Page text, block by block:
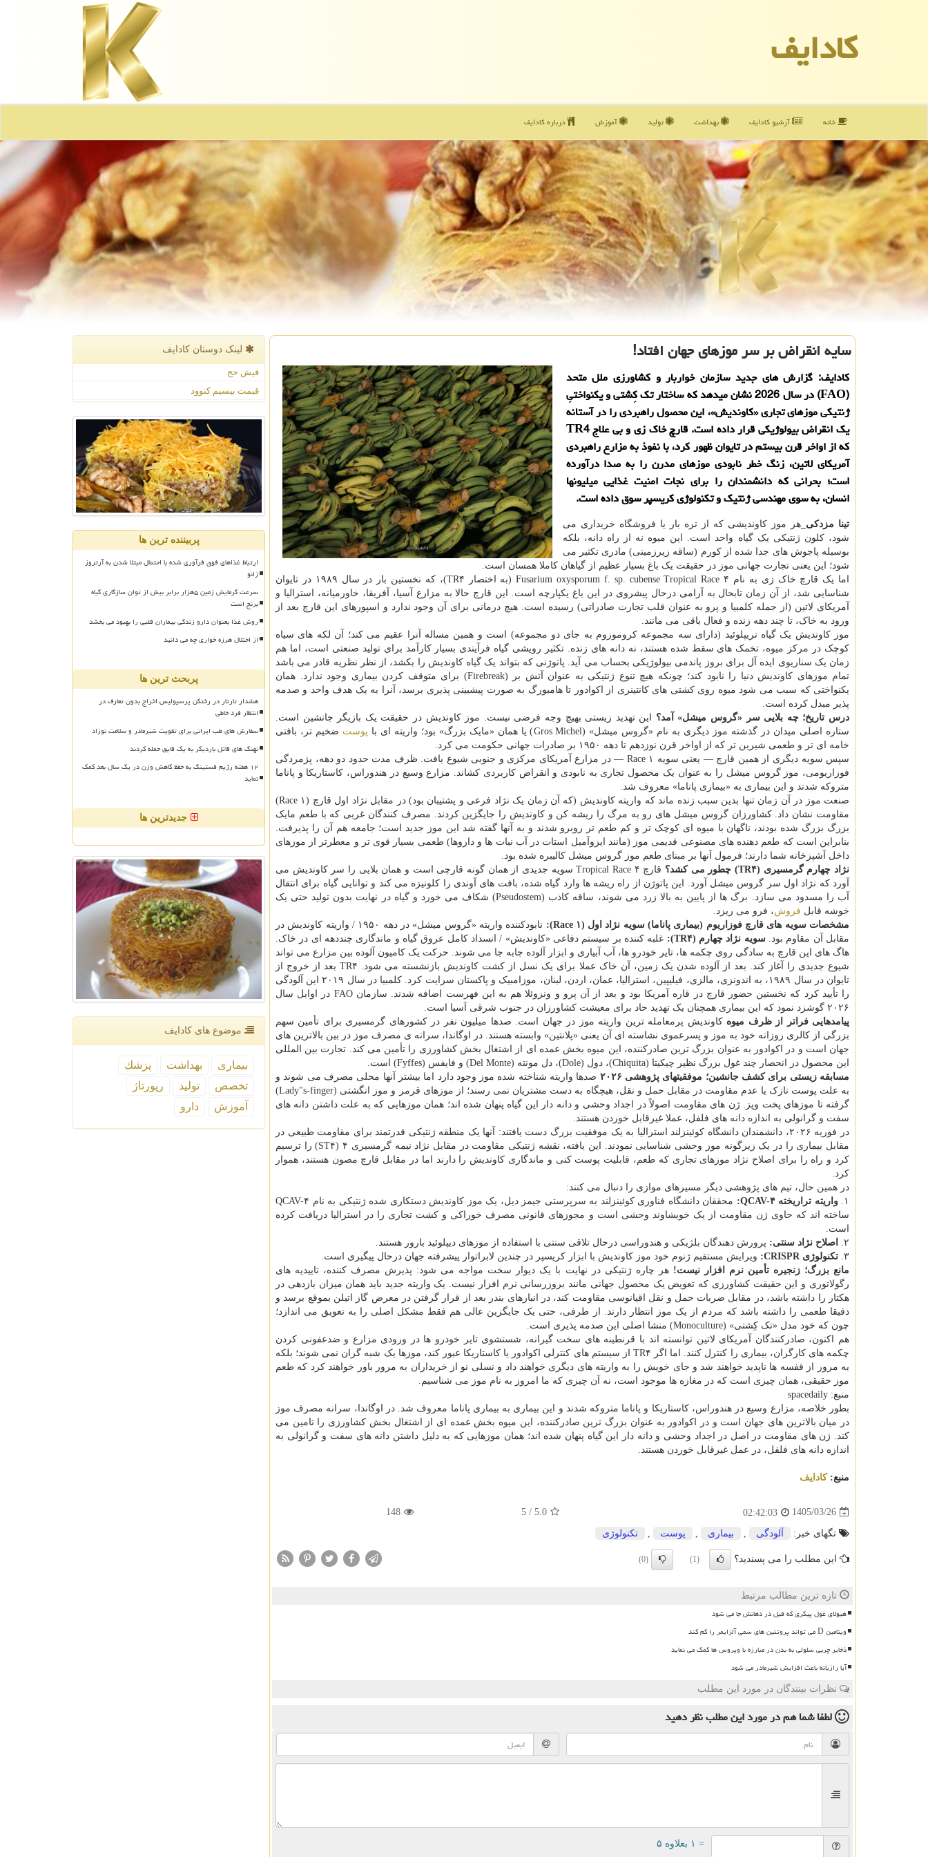
كادایف
خانه آرشیو كادایف بهداشت تولید آموزش درباره كادایف
سایه انقراض بر سر موزهای جهان افتاد!
کادایف: گزارش های جدید سازمان خواربار و کشاورزی ملل متحد
(FAO) در سال 2026 نشان میدهد که ساختار تک کِشتی و یکنواختیِ
ژنتیکی موزهای تجاری «کاوندیش»، این محصول راهبردی را در آستانه
یک انقراض بیولوژیکی قرار داده است. قارچ خاک زی و بی علاج TR4
که از اواخر قرن بیستم در تایوان ظهور کرد، با نفوذ به مزارع راهبردی
آمریکای لاتین، زنگ خطر نابودی موزهای مدرن را به صدا درآورده
است؛ بحرانی که دانشمندان را برای نجات امنیت غذایی میلیونها
انسان، به سوی مهندسی ژنتیک و تکنولوژی کریسپر سوق داده است.
تینا مزدکی_هر موز کاوندیشی که از تره بار یا فروشگاه خریداری می
شود، کلون ژنتیکی یک گیاه واحد است. این میوه نه از راه دانه، بلکه
بوسیله پاجوش های جدا شده از کورم (ساقه زیرزمینی) مادری تکثیر می
شود؛ این یعنی تجارت جهانی موز در حقیقت یک باغ بسیار عظیم از گیاهان کاملا همسان است.
اما یک قارچ خاک زی به نام Fusarium oxysporum f. sp. cubense Tropical Race ۴ (به اختصار TR۴)، که نخستین بار در سال ۱۹۸۹ در تایوان
شناسایی شد، از آن زمان تابحال به آرامی درحال پیشروی در این باغ یکپارچه است. این قارچ حالا به مزارع آسیا، آفریقا، خاورمیانه، استرالیا و
آمریکای لاتین (از جمله کلمبیا و پرو به عنوان قلب تجارت صادراتی) رسیده است. هیچ درمانی برای آن وجود ندارد و اسپورهای این قارچ بعد از
ورود به خاک، تا چند دهه زنده و فعال باقی می مانند.
موز کاوندیش یک گیاه تریپلوئید (دارای سه مجموعه کروموزوم به جای دو مجموعه) است و همین مساله آنرا عقیم می کند؛ آن لکه های سیاه
کوچک در مرکز میوه، تخمک های سقط شده هستند، نه دانه های زنده. تکثیر رویشی گیاه فرآیندی بسیار کارآمد برای تولید صنعتی است، اما هم
زمان یک سناریوی ایده آل برای بروز پاندمی بیولوژیکی بحساب می آید. پاتوژنی که بتواند یک گیاه کاوندیش را بکشد، از نظر نظریه قادر می باشد
تمام موزهای کاوندیش دنیا را نابود کند؛ چونکه هیچ تنوع ژنتیکی به عنوان آتش بر (Firebreak) برای متوقف کردن بیماری وجود ندارد. همان
یکنواختی که سبب می شود میوه روی کشتی های کانتینری از اکوادور تا هامبورگ به صورت پیشبینی پذیری برسد، آنرا به یک هدف واحد و صدمه
پذیر مبدل کرده است.
درس تاریخ؛ چه بلایی سر «گروس میشل» آمد؟ این تهدید زیستی بهیچ وجه فرضی نیست. موز کاوندیش در حقیقت یک بازیگر جانشین است.
ستاره اصلی میدان در گذشته موز دیگری به نام «گروس میشل» (Gros Michel) یا همان «مایک بزرگ» بود؛ واریته ای با
پوست ضخیم تر، بافتی
خامه ای تر و طعمی شیرین تر که از اواخر قرن نوزدهم تا دهه ۱۹۵۰ بر صادرات جهانی حکومت می کرد.
سپس سویه دیگری از همین قارچ — یعنی سویه Race ۱ — در مزارع آمریکای مرکزی و جنوبی شیوع یافت. ظرف مدت حدود دو دهه، پژمردگی
فوزاریومی، موز گروس میشل را به عنوان یک محصول تجاری به نابودی و انقراض کاربردی کشاند. مزارع وسیع در هندوراس، کاستاریکا و پاناما
متروکه شدند و این بیماری به «بیماری پاناما» معروف شد.
صنعت موز در آن زمان تنها بدین سبب زنده ماند که واریته کاوندیش (که آن زمان یک نژاد فرعی و پشتیبان بود) در مقابل نژاد اول قارچ (Race ۱)
مقاومت نشان داد. کشاورزان گروس میشل های رو به مرگ را ریشه کن و کاوندیش را جایگزین کردند. مصرف کنندگان غربی که با طعم مایک
بزرگ بزرگ شده بودند، ناگهان با میوه ای کوچک تر و کم طعم تر روبرو شدند و به آنها گفته شد این موز جدید است؛ جامعه هم آن را پذیرفت.
بنابراین است که طعم دهنده های مصنوعی قدیمی موز (مانند ایزوآمیل استات در آب نبات ها و داروها) طعمی بسیار قوی تر و معطرتر از موزهای
داخل آشپزخانه شما دارند؛ فرمول آنها بر مبنای طعم موز گروس میشل کالیبره شده بود.
نژاد چهارم گرمسیری (TR۴) چطور می کشد؟
قارچ Tropical Race ۴ سویه جدیدی از همان گونه قارچی است و همان بلایی را سر کاوندیش می
آورد که نژاد اول سر گروس میشل آورد. این پاتوژن از راه ریشه ها وارد گیاه شده، بافت های آوندی را کلونیزه می کند و توانایی گیاه برای انتقال
آب را مسدود می سازد. برگ ها از پایین به بالا زرد می شوند، ساقه کاذب (Pseudostem) شکاف می خورد و گیاه در نهایت بدون تولید حتی یک
خوشه قابل فروش، فرو می ریزد.
مشخصات سویه های قارچ فوزاریوم (بیماری پاناما) سویه نژاد اول (Race ۱):
نابودکننده واریته «گروس میشل» در دهه ۱۹۵۰ / واریته کاوندیش در
مقابل آن مقاوم بود.سویه نژاد چهارم (TR۴):
غلبه کننده بر سیستم دفاعی «کاوندیش» / انسداد کامل عروق گیاه و ماندگاری چنددهه ای در خاک.
هاگ های این قارچ به سادگی روی چکمه ها، تایر خودرو ها، آب آبیاری و ابزار آلوده جابه جا می شوند. حرکت یک کامیون آلوده بین مزارع می تواند
شیوع جدیدی را آغاز کند. بعد از آلوده شدن یک زمین، آن خاک عملا برای یک نسل از کشت کاوندیش بازنشسته می شود. TR۴ بعد از خروج از
تایوان در سال ۱۹۸۹، به اندونزی، مالزی، فیلیپین، استرالیا، عمان، اردن، لبنان، موزامبیک و پاکستان سرایت کرد. کلمبیا در سال ۲۰۱۹ این آلودگی
را تأیید کرد که نخستین حضور قارچ در قاره آمریکا بود و بعد از آن پرو و ونزوئلا هم به این فهرست اضافه شدند. سازمان FAO در اوایل سال
۲۰۲۶ گوشزد نمود که این بیماری همچنان یک تهدید حاد برای معیشت کشاورزان در جنوب شرقی آسیا است.
پیامدهایی فراتر از ظرف میوه کاوندیش پرمعامله ترین واریته موز در جهان است. صدها میلیون نفر در کشورهای گرمسیری برای تأمین سهم
بزرگی از کالری روزانه خود به موز و پسرعموی نشاسته ای آن یعنی «پلانتین» وابسته هستند. در اوگاندا، سرانه ی مصرف موز در بین بالاترین های
جهان است و در اکوادور به عنوان بزرگ ترین صادرکننده، این میوه بخش عمده ای از اشتغال بخش کشاورزی را تأمین می کند. تجارت بین المللی
این محصول در انحصار چند غول بزرگ نظیر چیکیتا (Chiquita)، دول (Dole)، دل مونته (Del Monte) و فایفس (Fyffes) است.
مسابقه زیستی برای کشف جانشین؛ موفقیتهای پژوهشی ۲۰۲۶
صدها واریته شناخته شده موز وجود دارد اما بیشتر آنها محلی مصرف می شوند و
به علت پوست نازک یا عدم مقاومت در مقابل حمل و نقل، هیچگاه به دست مشتریان نمی رسند؛ از موزهای قرمز و موز انگشتی (Lady"s-finger)
گرفته تا موزهای پخت وپز. ژن های مقاومت اصولاً در اجداد وحشی و دانه دار این گیاه پنهان شده اند؛ همان موزهایی که به علت داشتن دانه های
سفت و گرانولی به اندازه دانه های فلفل، عملا غیرقابل خوردن هستند.
در فوریه ۲۰۲۶، دانشمندان دانشگاه کوئینزلند استرالیا به یک موفقیت بزرگ دست یافتند: آنها یک منطقه ژنتیکی قدرتمند برای مقاومت طبیعی در
مقابل بیماری را در یک زیرگونه موز وحشی شناسایی نمودند. این یافته، نقشه ژنتیکی مقاومت در مقابل نژاد نیمه گرمسیری ۴ (ST۴) را ترسیم
کرد و راه را برای اصلاح نژاد موزهای تجاری که طعم، قابلیت پوست کنی و ماندگاری کاوندیش را دارند اما در مقابل قارچ مصون هستند، هموار
کرد.
در همین حال، تیم های پژوهشی دیگر مسیرهای موازی را دنبال می کنند:
۱.
واریته تراریخته QCAV-۴:
محققان دانشگاه فناوری کوئینزلند به سرپرستی جیمز دیل، یک موز کاوندیش دستکاری شده ژنتیکی به نام QCAV-۴
ساخته اند که حاوی ژن مقاومت از یک خویشاوند وحشی است و مجوزهای قانونی مصرف خوراکی و کشت تجاری را در استرالیا دریافت کرده
است.
۲.
اصلاح نژاد سنتی: پرورش دهندگان بلژیکی و هندوراسی درحال تلاقی سنتی با استفاده از موزهای دیپلوئید بارور هستند.
۳. تکنولوژی CRISPR:
ویرایش مستقیم ژنوم خود موز کاوندیش با ابزار کریسپر در چندین لابراتوار پیشرفته جهان درحال پیگیری است.
مانع بزرگ؛ زنجیره تأمین نرم افزار نیست! هر چاره ژنتیکی در نهایت با یک دیوار سخت مواجه می شود: پذیرش مصرف کننده، تاییدیه های
رگولاتوری و این حقیقت کشاورزی که تعویض یک محصول جهانی مانند بروزرسانی نرم افزار نیست. یک واریته جدید باید همان میزان بازدهی در
هکتار را داشته باشد، در مقابل ضربات حمل و نقل اقیانوسی مقاومت کند، در انبارهای بندر بعد از قرار گرفتن در معرض گاز اتیلن بموقع برسد و
دقیقا طعمی را داشته باشد که مردم از یک موز انتظار دارند. از طرفی، حتی یک جایگزین عالی هم فقط مشکل اصلی را به تعویق می اندازد؛
چون که خود مدل «تک کِشتی» (Monoculture) منشا اصلی این صدمه پذیری است.
هم اکنون، صادرکنندگان آمریکای لاتین توانسته اند با قرنطینه های سخت گیرانه، شستشوی تایر خودرو ها در ورودی مزارع و ضدعفونی کردن
چکمه های کارگران، بیماری را کنترل کنند. اما اگر TR۴ از سیستم های کنترلی اکوادور یا کاستاریکا عبور کند، موزها یک شبه گران نمی شوند؛ بلکه
به مرور از قفسه ها ناپدید خواهند شد و جای خویش را به واریته های دیگری خواهند داد و نسلی نو از خریداران به مرور باور خواهند کرد که طعم
موز حقیقی، همان چیزی است که در مغازه ها موجود است، نه آن چیزی که ما امروز به نام موز می شناسیم.
منبع: spacedaily
بطور خلاصه، مزارع وسیع در هندوراس، کاستاریکا و پاناما متروکه شدند و این بیماری به بیماری پاناما معروف شد. در اوگاندا، سرانه مصرف موز
در میان بالاترین های جهان است و در اکوادور به عنوان بزرگ ترین صادرکننده، این میوه بخش عمده ای از اشتغال بخش کشاورزی را تامین می
کند. ژن های مقاومت در اصل در اجداد وحشی و دانه دار این گیاه پنهان شده اند؛ همان موزهایی که به دلیل داشتن دانه های سفت و گرانولی به
اندازه دانه های فلفل، در عمل غیرقابل خوردن هستند.
منبع:كادایف
1405/03/26
02:42:03
5.0
/
5
148
تگهای خبر: آلودگی , بیماری , پوست , تكنولوژی
این مطلب را می پسندید؟ (1)
(0)
تازه ترین مطالب مرتبط
هیولای غول پیکری که فیل در دهانش جا می شود
ویتامین D می تواند پروتئین های سمی آلزایمر را کم کند
ذخایر چربی سلولی به بدن در مبارزه با ویروس ها کمک می نماید
آیا رازیانه باعث افزایش شیرمادر می شود
نظرات بینندگان در مورد این مطلب
لطفا شما همدر مورد این مطلبنظر دهید
= ۱ بعلاوه ۵
لینک دوستان كادایف
فیش حج
قیمت بیسیم کنوود
پربیننده ترین ها
ارتباط غذاهای فوق فرآوری شده با احتمال مبتلا شدن به آرتروز
زانو
سرعت گرمایش زمین ۵هزار برابر بیش از توان سازگاری گیاه
برنج است
روش غذا بعنوان دارو زندگی بیماران قلبی را بهبود می بخشد
از اختلال هرزه خواری چه می دانید
پربحث ترین ها
هشدار تارتار در رختکن پرسپولیس اخراج بدون تعارف در
انتظار فرد خاطی
سفارش های طب ایرانی برای تقویت شیرمادر و سلامت نوزاد
نهنگ های قاتل باردیگر به یک قایق حمله کردند
۱۲ هفته رژیم فستینگ به حفظ کاهش وزن در یک سال بعد کمک
نماید
جدیدترین ها
موضوع های كادایف
بیماری بهداشت
پزشك
تخصص
تولید
رپورتاژ
آموزش
دارو